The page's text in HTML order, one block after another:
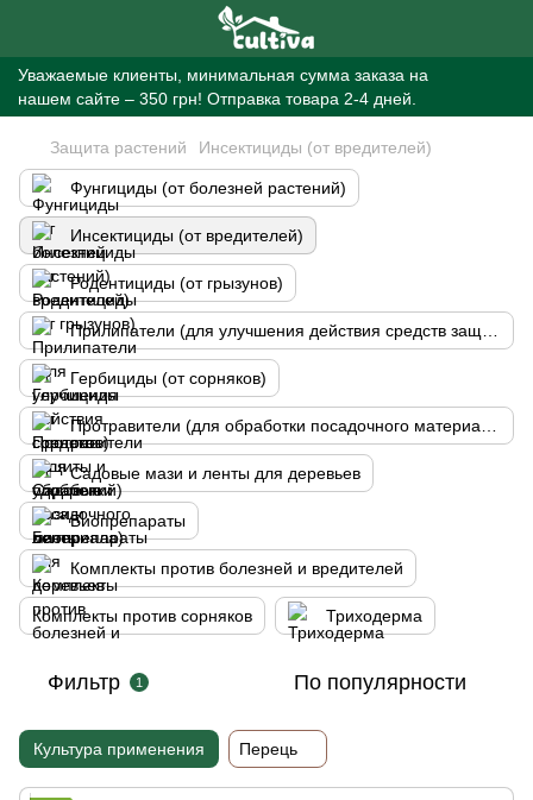
Уважаемые клиенты, минимальная сумма заказа на
нашем сайте – 350 грн! Отправка товара 2-4 дней.
Защита растений Инсектициды (от вредителей)
Фунгициды (от болезней растений)
Инсектициды (от вредителей)
Родентициды (от грызунов)
Гербициды (от сорняков)
Садовые мази и ленты для деревьев
Биопрепараты
Комплекты против болезней и вредителей
Комплекты против сорняков Триходерма
Фильтр 1 По популярности
Культура применения Перець